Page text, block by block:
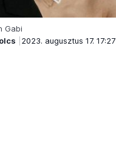
Gabi
2023. augusztus 17. 17:27